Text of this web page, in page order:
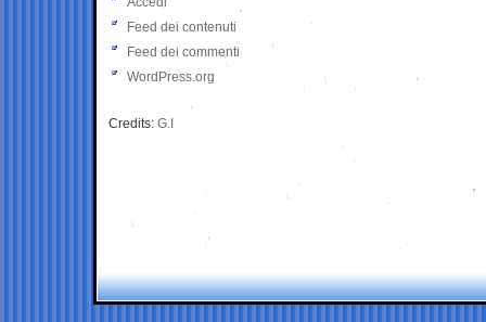
Feed dei contenuti
Feed dei commenti
WordPress.org
Credits: G.I